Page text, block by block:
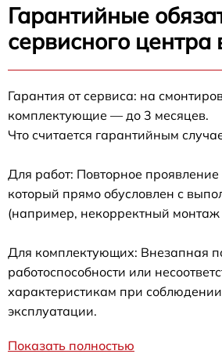
Гарантийные
сервисного
Гарантия от сервиса: на
комплектующие — до 3 месяцев.
Что считается гарантийным
Для работ: Повторное
который прямо обусловлен с
(например, некорректный монтаж
Для комплектующих: Внезапная
работоспособности или
характеристикам при
эксплуатации.
Показать полностью